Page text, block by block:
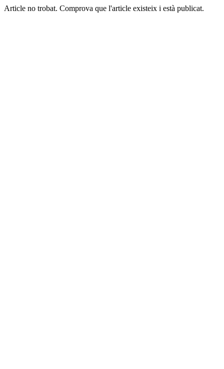
Article no trobat. Comprova que l'article existeix i està publicat.